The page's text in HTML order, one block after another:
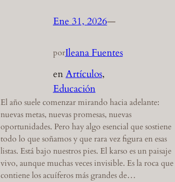
Ene 31, 2026—
porIleana Fuentes
enArtículos
Educación
El año suele comenzar mirando hacia adelante:
nuevas metas, nuevas promesas, nuevas
oportunidades. Pero hay algo esencial que sostiene
todo lo que soñamos y que rara vez figura en esas
listas. Está bajo nuestros pies. El karso es un paisaje
vivo, aunque muchas veces invisible. Es la roca que
contiene los acuíferos más grandes de…